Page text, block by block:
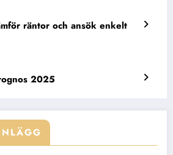
räntor och ansök enkelt
2025